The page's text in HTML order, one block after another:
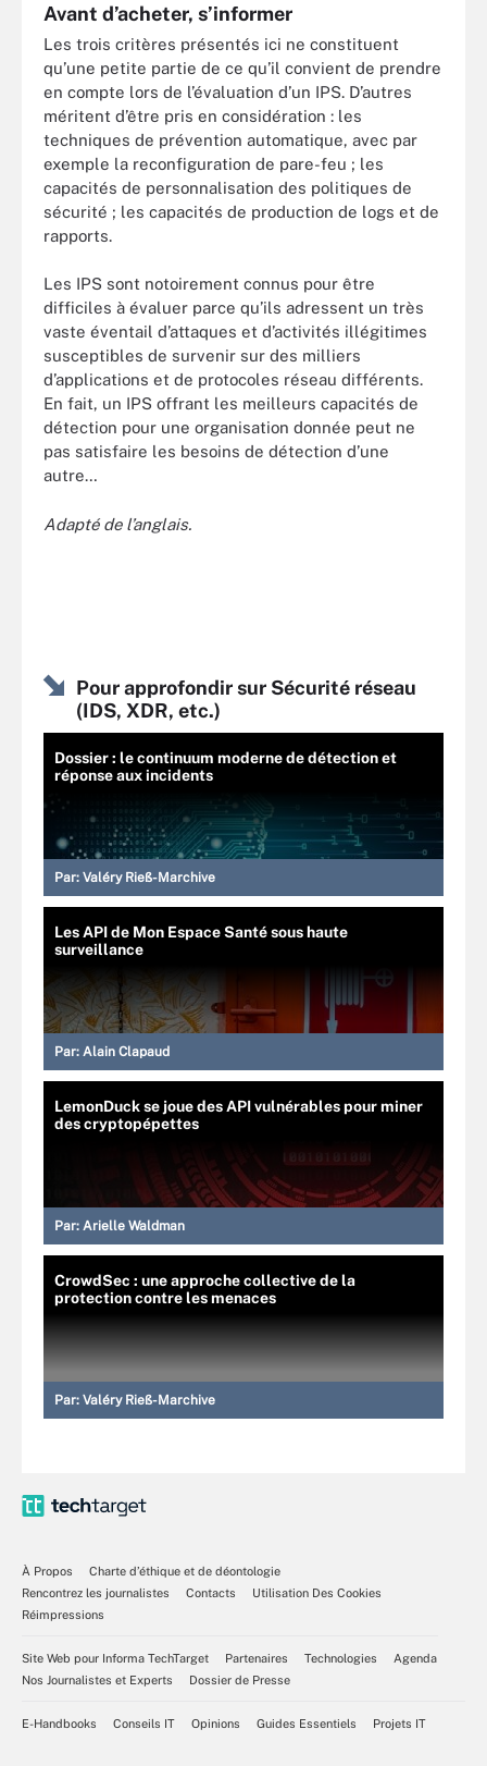
Avant d’acheter, s’informer
Les trois critères présentés ici ne constituent
qu’une petite partie de ce qu’il convient de prendre
en compte lors de l’évaluation d’un IPS. D’autres
méritent d’être pris en considération : les
techniques de prévention automatique, avec par
exemple la reconfiguration de pare-feu ; les
capacités de personnalisation des politiques de
sécurité ; les capacités de production de logs et de
rapports.
Les IPS sont notoirement connus pour être
difficiles à évaluer parce qu’ils adressent un très
vaste éventail d’attaques et d’activités illégitimes
susceptibles de survenir sur des milliers
d’applications et de protocoles réseau différents.
En fait, un IPS offrant les meilleurs capacités de
détection pour une organisation donnée peut ne
pas satisfaire les besoins de détection d’une
autre…
Adapté de l’anglais.
Pour approfondir sur Sécurité réseau
(IDS, XDR, etc.)
Dossier : le continuum moderne de détection et
réponse aux incidents
Par: Valéry Rieß-Marchive
Les API de Mon Espace Santé sous haute
surveillance
Par: Alain Clapaud
LemonDuck se joue des API vulnérables pour miner
des cryptopépettes
Par: Arielle Waldman
CrowdSec : une approche collective de la
protection contre les menaces
Par: Valéry Rieß-Marchive
À Propos
Charte d’éthique et de déontologie
Rencontrez les journalistes
Contacts
Utilisation Des Cookies
Réimpressions
Site Web pour Informa TechTarget Partenaires Technologies
Agenda
Nos Journalistes et Experts
Dossier de Presse
E-Handbooks Conseils IT Opinions Guides Essentiels Projets IT